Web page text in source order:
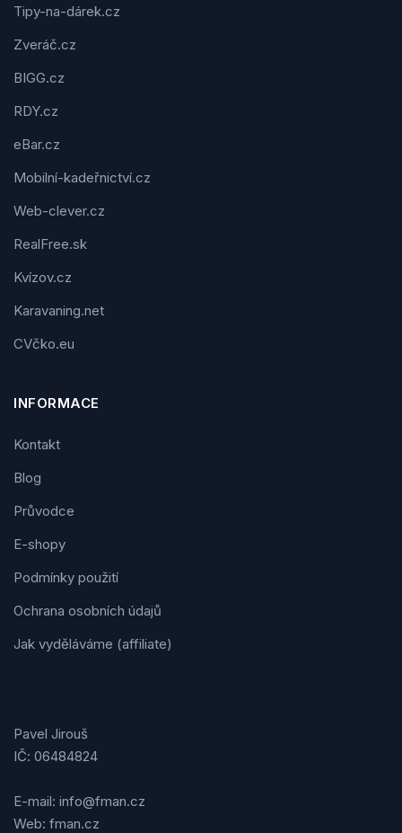
Tipy-na-dárek.cz
Zveráč.cz
BIGG.cz
RDY.cz
eBar.cz
Mobilní-kadeřnictví.cz
Web-clever.cz
RealFree.sk
Kvízov.cz
Karavaning.net
CVčko.eu
INFORMACE
Kontakt
Blog
Průvodce
E-shopy
Podmínky použití
Ochrana osobních údajů
Jak vyděláváme (affiliate)
Pavel Jirouš
IČ: 06484824
E-mail: info@fman.cz
Web: fman.cz